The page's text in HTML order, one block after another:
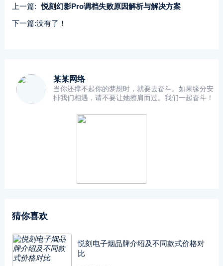
上一篇:
悦刻幻影Pro调档失败原因解析与解决方案
下一篇:没有了！
某某网络
当你还撑不起你的梦想时，就要去奋斗。如果缘分安
排我们相遇，请不要让她擦肩而过。我们一起奋斗！
猜你喜欢
悦刻电子烟品牌介绍及不同款式价格对
比